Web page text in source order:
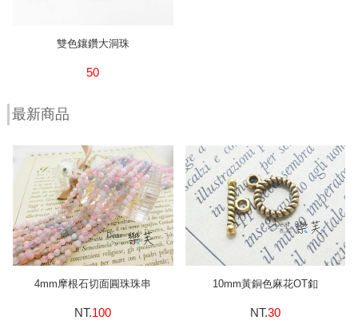
雙色鑲鑽大洞珠
50
最新商品
4mm摩根石切面圓珠珠串
NT.100
10mm黃銅色麻花OT釦
NT.30